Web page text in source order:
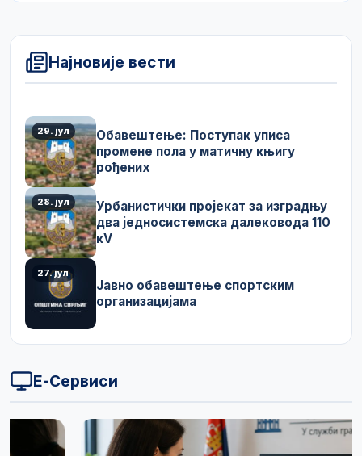
Најновије вести
29. јул
Обавештење: Поступак уписа
промене пола у матичну књигу
рођених
28. јул
Урбанистички пројекат за изградњу
два једносистемска далековода 110
кV
27. јул
Јавно обавештење спортским
организацијама
Е-Сервиси